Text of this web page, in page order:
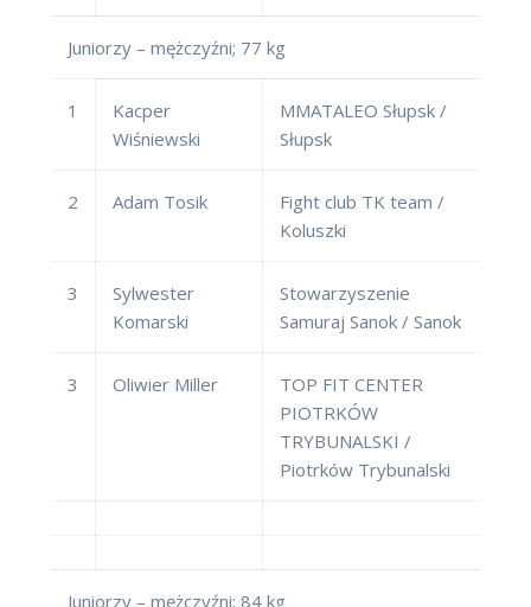
Juniorzy – mężczyźni; 77 kg
1
Kacper
Wiśniewski
MMATALEO Słupsk /
Słupsk
2 Adam Tosik
Fight club TK team /
Koluszki
3
Sylwester
Komarski
Stowarzyszenie
Samuraj Sanok / Sanok
3 Oliwier Miller
TOP FIT CENTER
PIOTRKÓW
TRYBUNALSKI /
Piotrków Trybunalski
Juniorzy – mężczyźni; 84 kg